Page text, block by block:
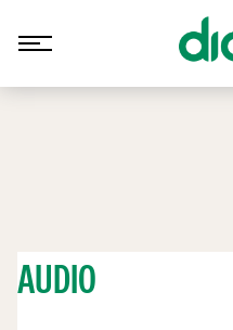
AUDIO